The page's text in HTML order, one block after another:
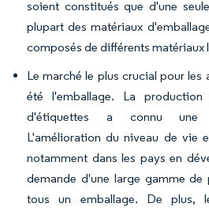
soient constitués que d'une
plupart des matériaux
composés de différents matériaux
Le marché le plus crucial pour les
été l'emballage. La
d'étiquettes a connu une
L'amélioration du niveau de vie
notamment dans les pays en
demande d'une large gamme
tous un emballage. De plus,